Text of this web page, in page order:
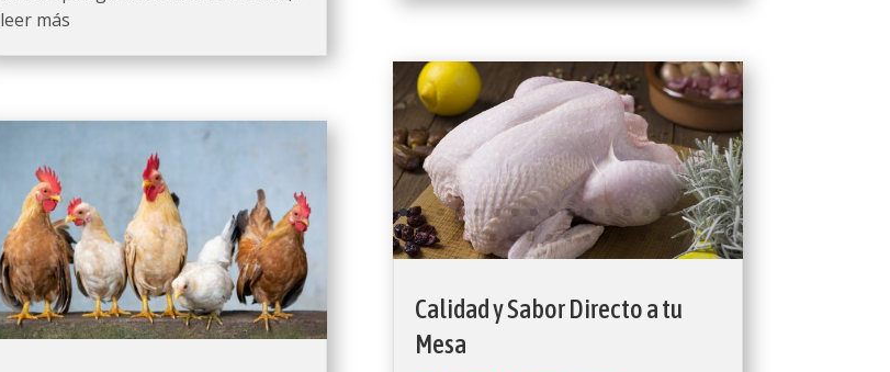
leer más
Calidad y Sabor Directo a tu
Mesa